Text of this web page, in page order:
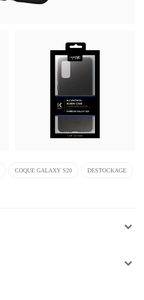
COQUE GALAXY S20 DESTOCKAGE